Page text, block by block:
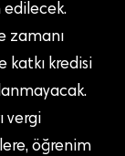
zamanı
katkı kredisi
vergi
öğrenim